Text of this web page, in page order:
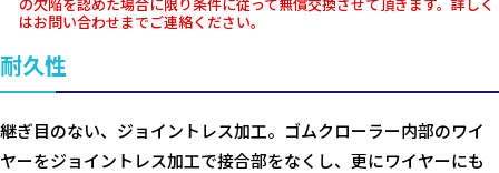
はお問い合わせまでご連絡ください。
耐久性
継ぎ目のない、ジョイントレス加工。ゴムクローラー内部のワイ
ヤーをジョイントレス加工で接合部をなくし、更にワイヤーにも